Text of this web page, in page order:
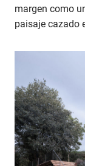
margen como
paisaje cazado